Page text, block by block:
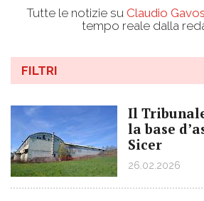
Tutte le notizie su Claudio
tempo reale dalla
FILTRI
Il
la base
Sicer
26.02.2026